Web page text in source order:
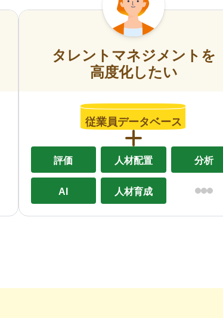
タレントマネジメントを
高度化したい
従業員データベース
評価 人材配置 分析
AI 人材育成